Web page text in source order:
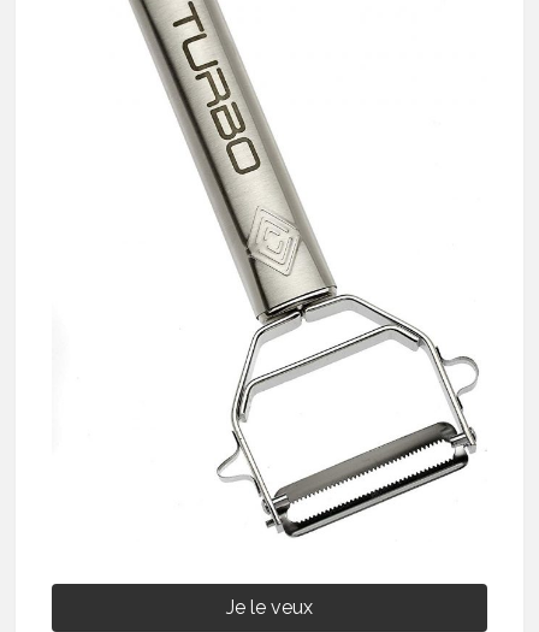
Je le veux